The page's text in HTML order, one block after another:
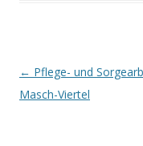
Beitrags-
Navigation
← Pflege- und
Masch-Viertel